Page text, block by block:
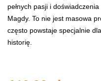
pełnych pasji i
Magdy. To nie jest masowa
często powstaje specjalnie
historię.